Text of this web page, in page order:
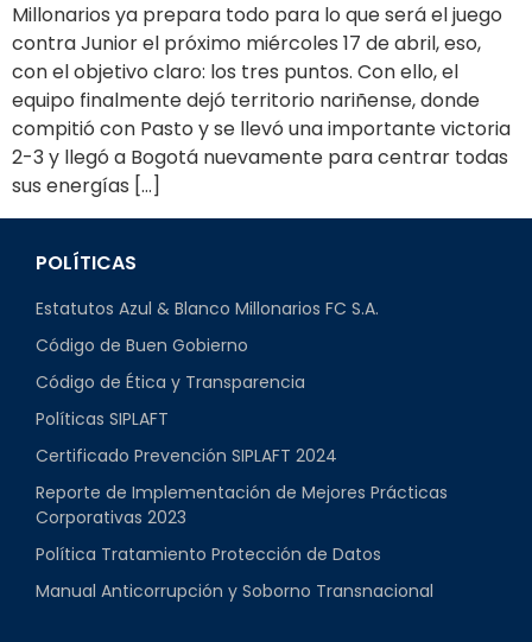
Millonarios ya prepara todo para lo que será el juego
contra Junior el próximo miércoles 17 de abril, eso,
con el objetivo claro: los tres puntos. Con ello, el
equipo finalmente dejó territorio nariñense, donde
compitió con Pasto y se llevó una importante victoria
2-3 y llegó a Bogotá nuevamente para centrar todas
sus energías […]
POLÍTICAS
Estatutos Azul & Blanco Millonarios FC S.A.
Código de Buen Gobierno
Código de Ética y Transparencia
Políticas SIPLAFT
Certificado Prevención SIPLAFT 2024
Reporte de Implementación de Mejores Prácticas
Corporativas 2023
Política Tratamiento Protección de Datos
Manual Anticorrupción y Soborno Transnacional